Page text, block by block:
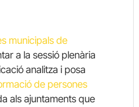
municipals de
a la sessió plenària
analitza i posa
de persones
als ajuntaments que